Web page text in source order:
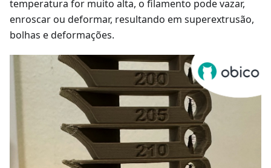
temperatura for muito alta, o filamento pode vazar,
enroscar ou deformar, resultando em superextrusão,
bolhas e deformações.